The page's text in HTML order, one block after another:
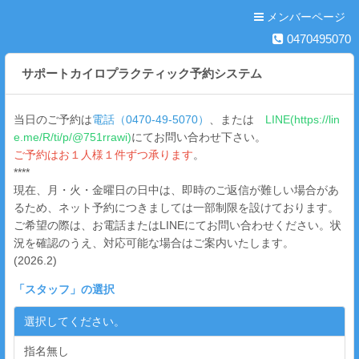
メンバーページ
0470495070
サポートカイロプラクティック予約システム
当日のご予約は電話（0470-49-5070） 、または LINE(https://lin
e.me/R/ti/p/@751rrawi)にてお問い合わせ下さい。
ご予約はお１人様１件ずつ承ります。
****
現在、月・火・金曜日の日中は、即時のご返信が難しい場合があ
るため、ネット予約につきましては一部制限を設けております。
ご希望の際は、お電話またはLINEにてお問い合わせください。状
況を確認のうえ、対応可能な場合はご案内いたします。
(2026.2)
「スタッフ 」の選択
選択してください。
指名無し